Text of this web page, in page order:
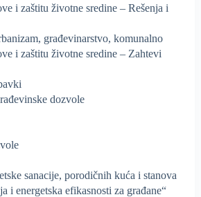
i zaštitu životne sredine – Rešenja i
građevinarstvo, komunalno
i zaštitu životne sredine – Zahtevi
dozvole
sanacije, porodičnih kuća i stanova
i energetska efikasnosti za građane“